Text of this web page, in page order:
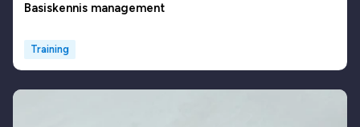
Basiskennis management
Training